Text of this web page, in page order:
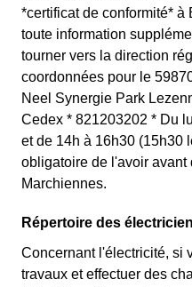
*certificat de conformité*
toute information
tourner vers la direction
coordonnées pour le
Neel Synergie Park
Cedex * 821203202 * Du
et de 14h à 16h30 (15h30
obligatoire de l'avoir avant
Marchiennes.
Répertoire des
Concernant l'électricité, si
travaux et effectuer des